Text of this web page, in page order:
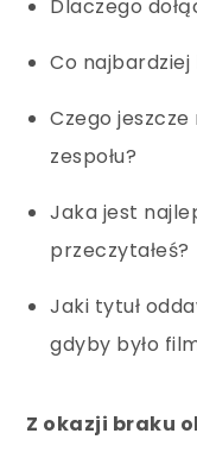
Dlaczego
Co
Czego jeszcze
zespołu?
Jaka jest
przeczytałeś?
Jaki tytuł
gdyby było
Z okazji braku